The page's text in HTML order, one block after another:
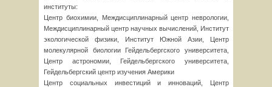
институты:
Центр биохимии, Междисциплинарный центр неврологии,
Междисциплинарный центр научных вычислений, Институт
экологической физики, Институт Южной Азии, Центр
молекулярной биологии Гейдельбергского университета,
Центр астрономии, Гейдельбергского университета,
Гейдельбергский центр изучения Америки
Центр социальных инвестиций и инноваций, Центр